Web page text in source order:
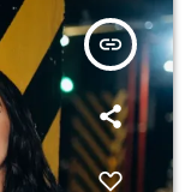
insert_link